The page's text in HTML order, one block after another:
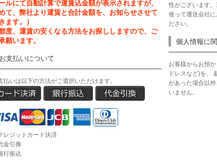
ルにて自動計算で運賃込金額が表示されますが、
て、弊社より運賃と合計金額を、お知らせさせて
ます。）
度、運賃の安くなる方法をお探ししますので、ご
願います。
支払いについて
払いは以下の方法がご選択いただけます。
レジットカード決済
金引換
行振込
性がございます
使って運送会社
ださい。
個人情報に
お客様からお預
ドレスなど)を、
があった場合以
いません。